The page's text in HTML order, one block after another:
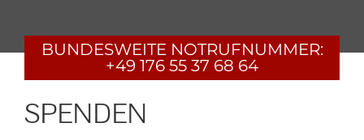
BUNDESWEITE NOTRUFNUMMER:
+49 176 55 37 68 64
SPENDEN